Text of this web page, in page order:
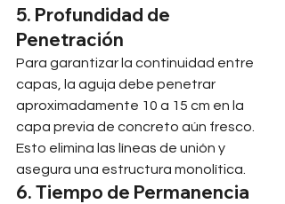
5. Profundidad de
Penetración
Para garantizar la continuidad entre
capas, la aguja debe penetrar
aproximadamente 10 a 15 cm en la
capa previa de concreto aún fresco.
Esto elimina las líneas de unión y
asegura una estructura monolítica.
6. Tiempo de Permanencia